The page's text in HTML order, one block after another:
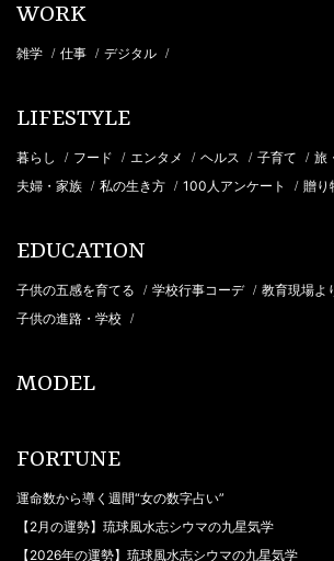
WORK
雑学 / 仕事 / デジタル /
LIFESTYLE
暮らし / フード / エンタメ / ヘルス / 子育て / 旅
夫婦・家族 / 私の生き方 / 100人アンケート / 贈り
EDUCATION
子供の五感を育てる / 学校行事コーデ / 教育現場よ
子供の進路・学校 /
MODEL
FORTUNE
運命数から導く週間“女の数字占い”
【2月の運勢】琉球風水志シウマの九星気学
【2026年の運勢】琉球風水志シウマの九星気学